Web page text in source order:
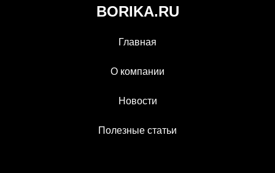
BORIKA.RU
Главная
О компании
Новости
Полезные статьи